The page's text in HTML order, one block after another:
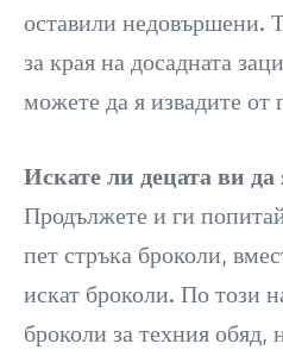
оставили недовършени.
за края на досадната
можете да я извадите от
Искате ли децата ви да
Продължете и ги
пет стръка броколи,
искат броколи. По този
броколи за техния обяд,